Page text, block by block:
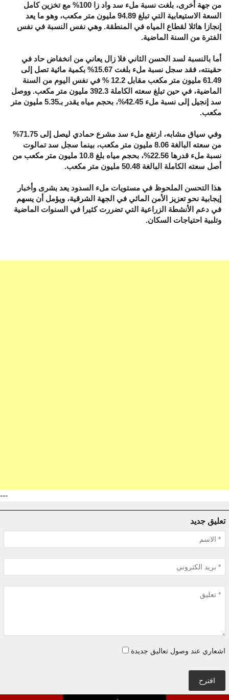
من جهة أخرى، بلغت نسبة ملء سد واد زا 100% مع تخزين كامل
السعة الاستيعابية التي تبلغ 94.89 مليون متر مكعب، وهو ما يعد
إنجازا هائلا لقطاع المياه في المنطقة. وهي نفس النسبة في نفس
الفترة من السنة الماضية.
أما بالنسبة لسد الحسن الثاني فلا زال يعاني من انخفاض حاد في
حقينته، فقد سجل نسبة ملء بلغت 15.67% بكمية مائية تصل إلى
61.49 مليون متر مكعب مقابل 12.2 % في نفس اليوم من السنة
الماضية، في حين تبلغ سعته الكاملة 392.3 مليون متر مكعب. ووصل
سد إنجيل إلى نسبة ملء 42.45%، بحجم مياه يقدر بـ5.35 مليون متر
مكعب.
وفي سياق مشابه، ارتفع ملء سد مشرع حمادي ليصل إلى 71.75%
من سعته البالغة 8.06 مليون متر مكعب، بينما سجل سد تمالوت
نسبة ملء قدرها 22.56%، بحجم مياه بلغ 10.8 مليون متر مكعب من
أصل سعته الكاملة البالغة 50.48 مليون متر مكعب.
هذا التحسن الملحوظ في مستويات ملء السدود يعد بشرى وأخبار
إيجابية نحو تعزيز الأمن المائي في الجهة الشرقية، ويؤمل أن يسهم
في دعم الأنشطة الزراعية التي تضررت كثيرا في السنوات الماضية
وتلبية احتياجات السكان.
---
تعليق جديد
اشعاري عند وصول تعاليق جديدة
اقترح